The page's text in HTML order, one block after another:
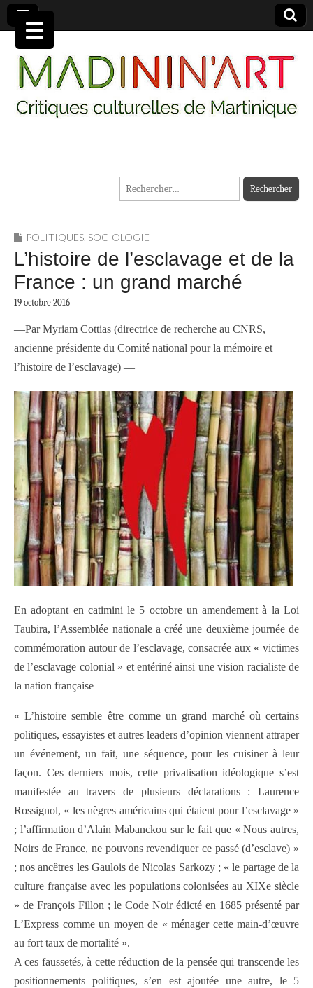
MADININ'ART
Rechercher :
POLITIQUES, SOCIOLOGIE
L’histoire de l’esclavage et de la
France : un grand marché
19 octobre 2016
—Par Myriam Cottias (directrice de recherche au CNRS,
ancienne présidente du Comité national pour la mémoire et
l’histoire de l’esclavage) —
En adoptant en catimini le 5 octobre un amendement à la Loi
Taubira, l’Assemblée nationale a créé une deuxième journée de
commémoration autour de l’esclavage, consacrée aux « victimes
de l’esclavage colonial » et entériné ainsi une vision racialiste de
la nation française
« L’histoire semble être comme un grand marché où certains
politiques, essayistes et autres leaders d’opinion viennent attraper
un événement, un fait, une séquence, pour les cuisiner à leur
façon. Ces derniers mois, cette privatisation idéologique s’est
manifestée au travers de plusieurs déclarations : Laurence
Rossignol, « les nègres américains qui étaient pour l’esclavage »
; l’affirmation d’Alain Mabanckou sur le fait que « Nous autres,
Noirs de France, ne pouvons revendiquer ce passé (d’esclave) »
; nos ancêtres les Gaulois de Nicolas Sarkozy ; « le partage de la
culture française avec les populations colonisées au XIXe siècle
» de François Fillon ; le Code Noir édicté en 1685 présenté par
L’Express comme un moyen de « ménager cette main-d’œuvre
au fort taux de mortalité ».
A ces faussetés, à cette réduction de la pensée qui transcende les
positionnements politiques, s’en est ajoutée une autre, le 5